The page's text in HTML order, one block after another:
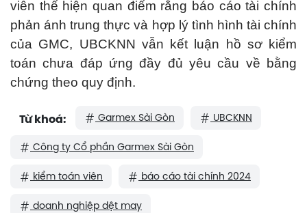
viên thể hiện quan điểm rằng báo cáo tài chính
phản ánh trung thực và hợp lý tình hình tài chính
của GMC, UBCKNN vẫn kết luận hồ sơ kiểm
toán chưa đáp ứng đầy đủ yêu cầu về bằng
chứng theo quy định.
Từ khoá: Garmex Sài Gòn UBCKNN
Công ty Cổ phần Garmex Sài Gòn
kiểm toán viên báo cáo tài chính 2024
doanh nghiệp dệt may